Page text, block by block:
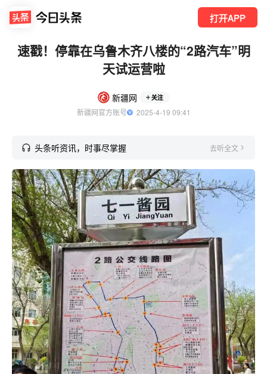
打开APP
速戳！停靠在乌鲁木齐八楼的“2路汽车”明
天试运营啦
新疆网 关注
新疆网官方账号
  2025-4-19 09:41
头条听资讯，时事尽掌握 去听全文